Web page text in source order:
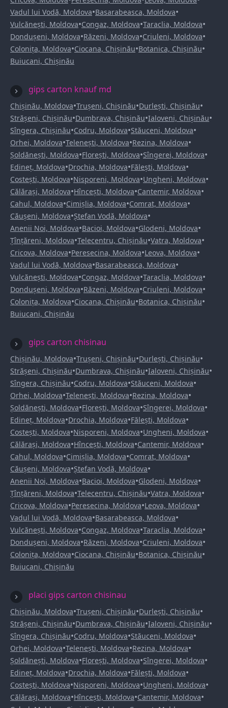
Vadul lui Vodă, Moldova•Basarabeasca, Moldova•
Vulcănești, Moldova•Congaz, Moldova•Taraclia, Moldova•
Dondușeni, Moldova•Răzeni, Moldova•Criuleni, Moldova•
Colonița, Moldova•Ciocana, Chișinău•Botanica, Chișinău•
Buiucani, Chișinău
gips carton knauf md
Chișinău, Moldova•Trușeni, Chișinău•Durlești, Chișinău•
Strășeni, Chișinău•Dumbrava, Chișinău•Ialoveni, Chișinău•
Sîngera, Chișinău•Codru, Moldova•Stăuceni, Moldova•
Orhei, Moldova•Telenești, Moldova•Rezina, Moldova•
Șoldănești, Moldova•Florești, Moldova•Sîngerei, Moldova•
Edineț, Moldova•Drochia, Moldova•Fălești, Moldova•
Costești, Moldova•Nisporeni, Moldova•Ungheni, Moldova•
Călărași, Moldova•Hîncești, Moldova•Cantemir, Moldova•
Cahul, Moldova•Cimișlia, Moldova•Comrat, Moldova•
Căușeni, Moldova•Ștefan Vodă, Moldova•
Anenii Noi, Moldova•Bacioi, Moldova•Glodeni, Moldova•
Țînțăreni, Moldova•Telecentru, Chișinău•Vatra, Moldova•
Cricova, Moldova•Peresecina, Moldova•Leova, Moldova•
Vadul lui Vodă, Moldova•Basarabeasca, Moldova•
Vulcănești, Moldova•Congaz, Moldova•Taraclia, Moldova•
Dondușeni, Moldova•Răzeni, Moldova•Criuleni, Moldova•
Colonița, Moldova•Ciocana, Chișinău•Botanica, Chișinău•
Buiucani, Chișinău
gips carton chisinau
Chișinău, Moldova•Trușeni, Chișinău•Durlești, Chișinău•
Strășeni, Chișinău•Dumbrava, Chișinău•Ialoveni, Chișinău•
Sîngera, Chișinău•Codru, Moldova•Stăuceni, Moldova•
Orhei, Moldova•Telenești, Moldova•Rezina, Moldova•
Șoldănești, Moldova•Florești, Moldova•Sîngerei, Moldova•
Edineț, Moldova•Drochia, Moldova•Fălești, Moldova•
Costești, Moldova•Nisporeni, Moldova•Ungheni, Moldova•
Călărași, Moldova•Hîncești, Moldova•Cantemir, Moldova•
Cahul, Moldova•Cimișlia, Moldova•Comrat, Moldova•
Căușeni, Moldova•Ștefan Vodă, Moldova•
Anenii Noi, Moldova•Bacioi, Moldova•Glodeni, Moldova•
Țînțăreni, Moldova•Telecentru, Chișinău•Vatra, Moldova•
Cricova, Moldova•Peresecina, Moldova•Leova, Moldova•
Vadul lui Vodă, Moldova•Basarabeasca, Moldova•
Vulcănești, Moldova•Congaz, Moldova•Taraclia, Moldova•
Dondușeni, Moldova•Răzeni, Moldova•Criuleni, Moldova•
Colonița, Moldova•Ciocana, Chișinău•Botanica, Chișinău•
Buiucani, Chișinău
placi gips carton chisinau
Chișinău, Moldova•Trușeni, Chișinău•Durlești, Chișinău•
Strășeni, Chișinău•Dumbrava, Chișinău•Ialoveni, Chișinău•
Sîngera, Chișinău•Codru, Moldova•Stăuceni, Moldova•
Orhei, Moldova•Telenești, Moldova•Rezina, Moldova•
Șoldănești, Moldova•Florești, Moldova•Sîngerei, Moldova•
Edineț, Moldova•Drochia, Moldova•Fălești, Moldova•
Costești, Moldova•Nisporeni, Moldova•Ungheni, Moldova•
Călărași, Moldova•Hîncești, Moldova•Cantemir, Moldova•